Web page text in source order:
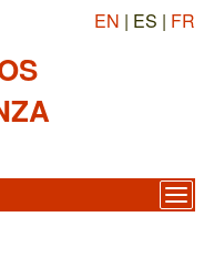
EN | ES | FR